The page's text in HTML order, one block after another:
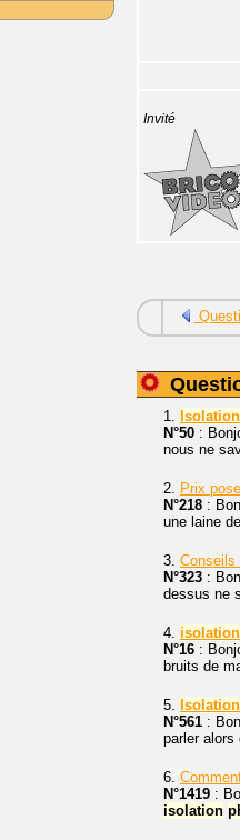
Invité
1. Isolation
N°50 :
nous ne
2. Prix pose
N°218 :
une laine
3. Conseils
N°323 :
dessus ne
4. isolation
N°16 :
bruits de
5. Isolation
N°561 :
parler
6.
N°1419 :
isolation